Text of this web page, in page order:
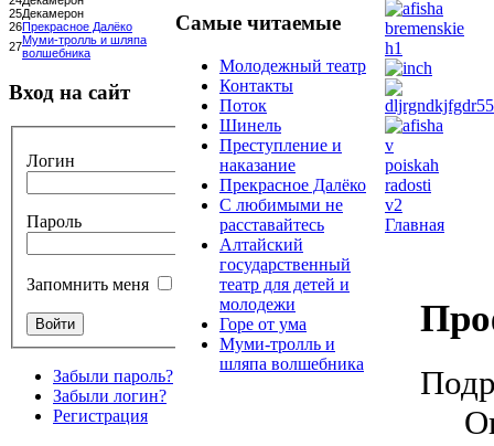
25Декамерон
26Прекрасное Далёко
27Муми-тролль и шляпа
волшебника
Вход на сайт
Логин
Пароль
Запомнить меня
Забыли пароль?
Забыли логин?
Регистрация
Самые читаемые
Молодежный театр
Контакты
Поток
Шинель
Преступление и
наказание
Прекрасное Далёко
С любимыми не
расставайтесь
Алтайский
государственный
театр для детей и
молодежи
Горе от ума
Муми-тролль и
шляпа волшебника
Главная